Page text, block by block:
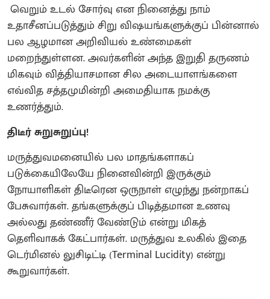
வெறும் உடல் சோர்வு என நினைத்து நாம்
உதாசீனப்படுத்தும் சிறு விஷயங்களுக்குப் பின்னால்
பல ஆழமான அறிவியல் உண்மைகள்
மறைந்துள்ளன. அவர்களின் அந்த இறுதி தருணம்
மிகவும் வித்தியாசமான சில அடையாளங்களை
எவ்வித சத்தமுமின்றி அமைதியாக நமக்கு
உணர்த்தும்.
திடீர் சுறுசுறுப்பு!
மருத்துவமனையில் பல மாதங்களாகப்
படுக்கையிலேயே நினைவின்றி இருக்கும்
நோயாளிகள் திடீரென ஒருநாள் எழுந்து நன்றாகப்
பேசுவார்கள். தங்களுக்குப் பிடித்தமான உணவு
அல்லது தண்ணீர் வேண்டும் என்று மிகத்
தெளிவாகக் கேட்பார்கள். மருத்துவ உலகில் இதை
டெர்மினல் லுசிடிட்டி (Terminal Lucidity) என்று
கூறுவார்கள்.